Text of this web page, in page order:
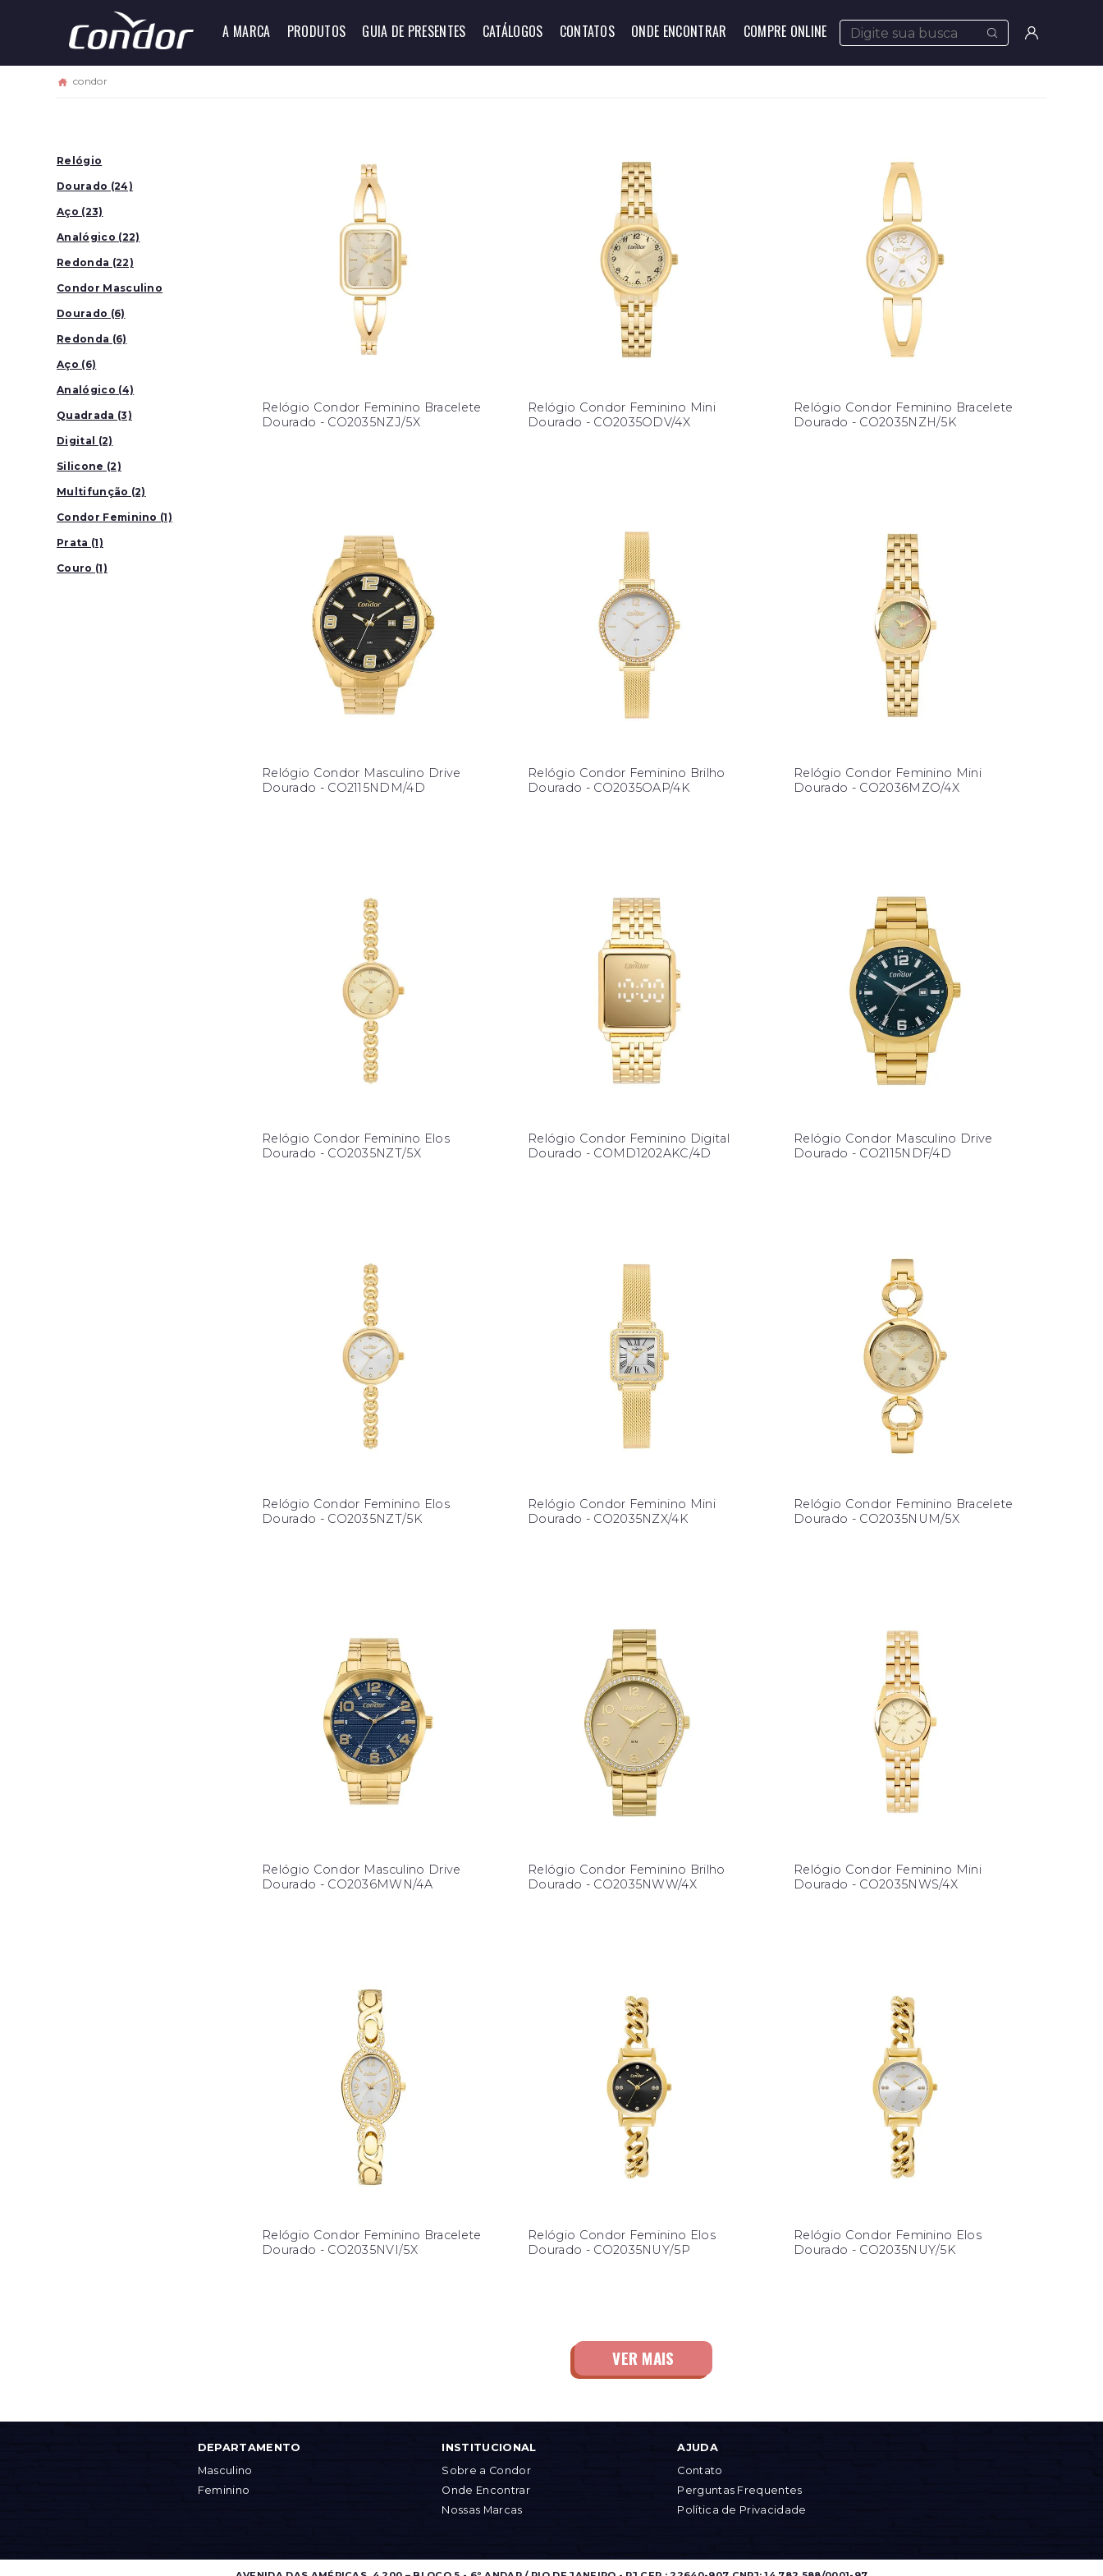
A MARCA PRODUTOS GUIA DE PRESENTES CATÁLOGOS CONTATOS ONDE ENCONTRAR COMPRE ONLINE
condor
Relógio
Dourado (24)
Aço (23)
Analógico (22)
Redonda (22)
Condor Masculino
(7)
Dourado (6)
Redonda (6)
Aço (6)
Analógico (4)
Quadrada (3)
Digital (2)
Silicone (2)
Multifunção (2)
Condor Feminino (1)
Prata (1)
Couro (1)
Relógio Condor Feminino Bracelete
Dourado - CO2035NZJ/5X
Relógio Condor Feminino Mini
Dourado - CO2035ODV/4X
Relógio Condor Feminino Bracelete
Dourado - CO2035NZH/5K
Relógio Condor Masculino Drive
Dourado - CO2115NDM/4D
Relógio Condor Feminino Brilho
Dourado - CO2035OAP/4K
Relógio Condor Feminino Mini
Dourado - CO2036MZO/4X
Relógio Condor Feminino Elos
Dourado - CO2035NZT/5X
Relógio Condor Feminino Digital
Dourado - COMD1202AKC/4D
Relógio Condor Masculino Drive
Dourado - CO2115NDF/4D
Relógio Condor Feminino Elos
Dourado - CO2035NZT/5K
Relógio Condor Feminino Mini
Dourado - CO2035NZX/4K
Relógio Condor Feminino Bracelete
Dourado - CO2035NUM/5X
Relógio Condor Masculino Drive
Dourado - CO2036MWN/4A
Relógio Condor Feminino Brilho
Dourado - CO2035NWW/4X
Relógio Condor Feminino Mini
Dourado - CO2035NWS/4X
Relógio Condor Feminino Bracelete
Dourado - CO2035NVI/5X
Relógio Condor Feminino Elos
Dourado - CO2035NUY/5P
Relógio Condor Feminino Elos
Dourado - CO2035NUY/5K
DEPARTAMENTO
Masculino
Feminino
INSTITUCIONAL
Sobre a Condor
Onde Encontrar
Nossas Marcas
AJUDA
Contato
Perguntas Frequentes
Política de Privacidade